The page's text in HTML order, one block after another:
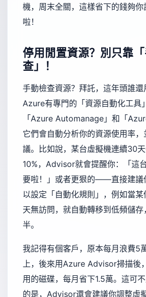
機，周末全關，這樣省下的錢夠
啦！
停用閒置資源？別只靠
查」！
手動檢查資源？拜託，這年頭誰還
Azure有專門的「資源自動化工具
「Azure Automanage」和「
它們會自動分析你的資源使用率
議。比如說，某台虛擬機連續30
10%，Advisor就會提醒你：「這
要啦！」或者更狠的——直接建議
以設定「自動化規則」，例如當
天無訪問，就自動轉移到低頻儲
半。
我記得有個客戶，原本每月浪費5
上，後來用Azure Advisor掃描後
用的磁碟，每月省下1.5萬。這可
的是，Advisor還會建議你調整虛